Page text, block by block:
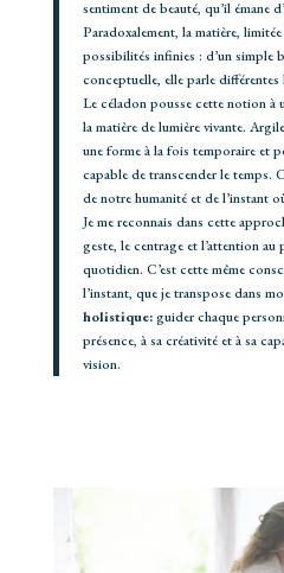
sentiment de beauté, qu’il émane
Paradoxalement, la matière,
possibilités infinies : d’un simple
conceptuelle, elle parle différentes
Lecéladonpousse cette notion à
la matière de lumière vivante.
une forme à la fois temporaire et
capable de transcender le temps.
de notre humanité et de l’instant
Je me reconnais dans cette
geste, le centrage et l’attention au
quotidien. C’est cette même
l’instant, que je transpose dans
holistique:guider chaque
présence, à sa créativité et à sa
vision.